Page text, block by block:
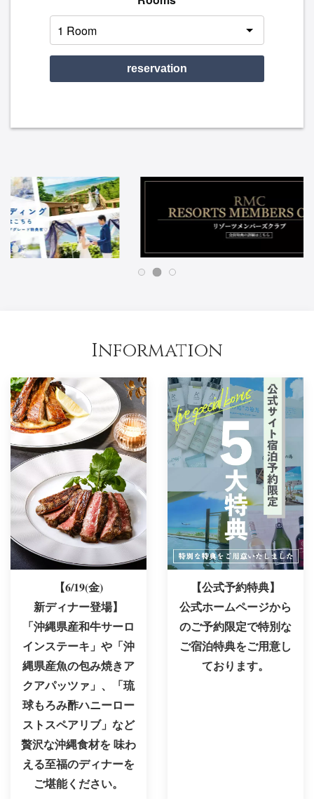
reservation
Information
【6/19(金)
新ディナー登場】
「沖縄県産和牛サーロ
インステーキ」や「沖
縄県産魚の包み焼きア
クアパッツァ」、「琉
球もろみ酢ハニーロー
ストスペアリブ」など
贅沢な沖縄食材を 味わ
える至福のディナーを
ご堪能ください。
【公式予約特典】
公式ホームページから
のご予約限定で特別な
ご宿泊特典をご用意し
ております。